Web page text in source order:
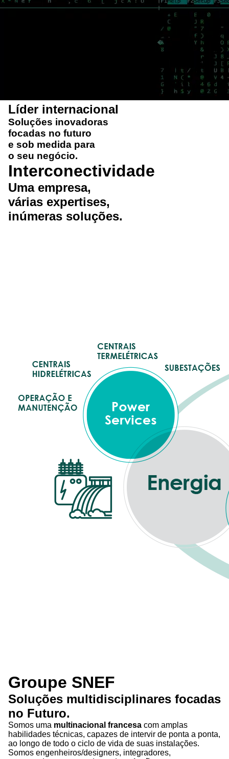
Líder internacional
Soluções inovadoras
focadas no futuro
e sob medida para
o seu negócio.
Interconectividade
Uma empresa,
várias expertises,
inúmeras soluções.
Groupe SNEF
Soluções multidisciplinares focadas
no Futuro.
Somos uma multinacional francesa com amplas
habilidades técnicas, capazes de intervir de ponta a ponta,
ao longo de todo o ciclo de vida de suas instalações.
Somos engenheiros/designers, integradores,